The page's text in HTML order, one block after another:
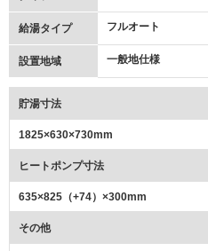
給湯タイプ フルオート
設置地域 一般地仕様
貯湯寸法
1825×630×730mm
ヒートポンプ寸法
635×825（+74）×300mm
その他